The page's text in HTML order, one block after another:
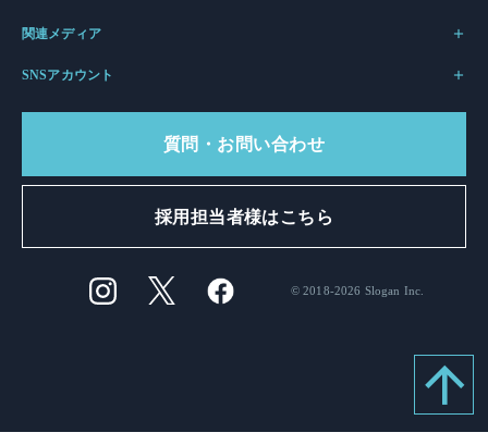
関連メディア
SNSアカウント
質問・お問い合わせ
採用担当者様はこちら
© 2018-2026 Slogan Inc.